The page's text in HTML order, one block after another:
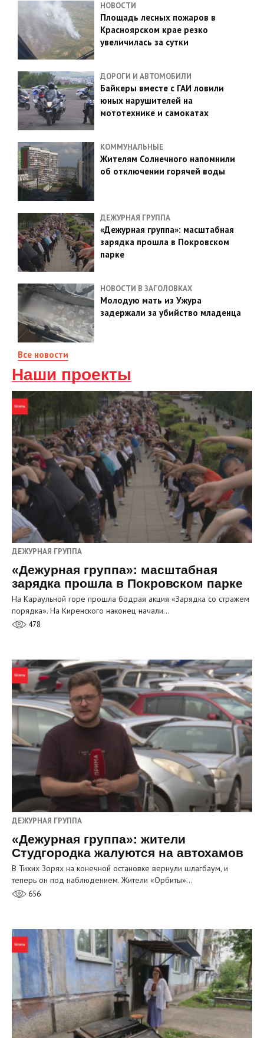
НОВОСТИ
Площадь лесных пожаров в
Красноярском крае резко
увеличилась за сутки
ДОРОГИ И АВТОМОБИЛИ
Байкеры вместе с ГАИ ловили
юных нарушителей на
мототехнике и самокатах
КОММУНАЛЬНЫЕ
Жителям Солнечного напомнили
об отключении горячей воды
ДЕЖУРНАЯ ГРУППА
«Дежурная группа»: масштабная
зарядка прошла в Покровском
парке
НОВОСТИ В ЗАГОЛОВКАХ
Молодую мать из Ужура
задержали за убийство младенца
Все новости
Наши проекты
ДЕЖУРНАЯ ГРУППА
«Дежурная группа»: масштабная
зарядка прошла в Покровском парке
На Караульной горе прошла бодрая акция «Зарядка со стражем
порядка». На Киренского наконец начали…
478
ДЕЖУРНАЯ ГРУППА
«Дежурная группа»: жители
Студгородка жалуются на автохамов
В Тихих Зорях на конечной остановке вернули шлагбаум, и
теперь он под наблюдением. Жители «Орбиты»…
656